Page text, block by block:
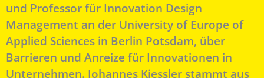
und Professor für Innovation Design
Management an der University of Europe of
Applied Sciences in Berlin Potsdam, über
Barrieren und Anreize für Innovationen in
Unternehmen. Johannes Kiessler stammt aus